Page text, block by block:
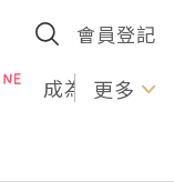
會員登記
成為U更多